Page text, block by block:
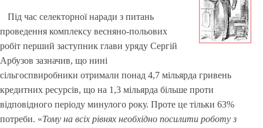
Під час селекторної наради з питань
проведення комплексу весняно-польових
робіт перший заступник глави уряду Сергій
Арбузов зазначив, що нині
сільгоспвиробники отримали понад 4,7 мільярда гривень
кредитних ресурсів, що на 1,3 мільярда більше проти
відповідного періоду минулого року. Проте це тільки 63%
потреби. «Тому на всіх рівнях необхідно посилити роботу з